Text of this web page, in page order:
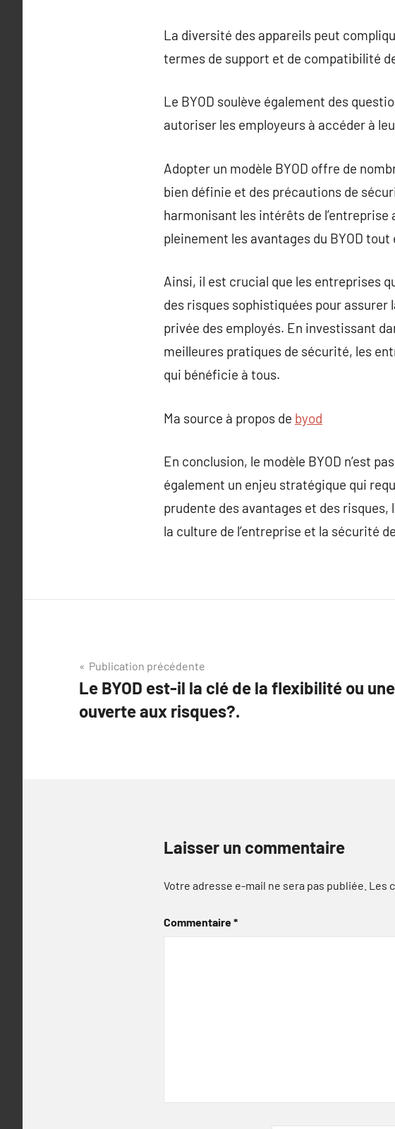
La diversité des appareils peut
termes de support et de compatibilité
Le BYOD soulève également des
autoriser les employeurs à accéder à
Adopter un modèle BYOD offre de
bien définie et des précautions de
harmonisant les intérêts de
pleinement les avantages du BYOD
Ainsi, il est crucial que les entreprises
des risques sophistiquées pour
privée des employés. En investissant
meilleures pratiques de sécurité, les
qui bénéficie à tous.
Ma source à propos de byod
En conclusion, le modèle BYOD n’est
également un enjeu stratégique qui
prudente des avantages et des
la culture de l’entreprise et la sécurité
Navigation
de
l’article
Publication précédente
Le BYOD est-il la clé de la flexibilité ou
ouverte aux risques?.
Laisser un commentaire
Votre adresse e-mail ne sera pas publiée. Les
Commentaire*